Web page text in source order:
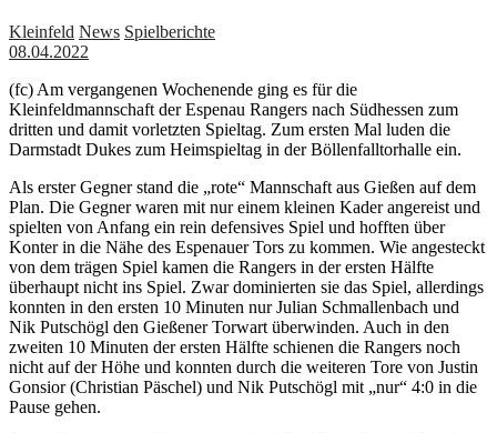
Kleinfeld News Spielberichte
08.04.2022
(fc) Am vergangenen Wochenende ging es für die
Kleinfeldmannschaft der Espenau Rangers nach Südhessen zum
dritten und damit vorletzten Spieltag. Zum ersten Mal luden die
Darmstadt Dukes zum Heimspieltag in der Böllenfalltorhalle ein.
Als erster Gegner stand die „rote“ Mannschaft aus Gießen auf dem
Plan. Die Gegner waren mit nur einem kleinen Kader angereist und
spielten von Anfang ein rein defensives Spiel und hofften über
Konter in die Nähe des Espenauer Tors zu kommen. Wie angesteckt
von dem trägen Spiel kamen die Rangers in der ersten Hälfte
überhaupt nicht ins Spiel. Zwar dominierten sie das Spiel, allerdings
konnten in den ersten 10 Minuten nur Julian Schmallenbach und
Nik Putschögl den Gießener Torwart überwinden. Auch in den
zweiten 10 Minuten der ersten Hälfte schienen die Rangers noch
nicht auf der Höhe und konnten durch die weiteren Tore von Justin
Gonsior (Christian Päschel) und Nik Putschögl mit „nur“ 4:0 in die
Pause gehen.